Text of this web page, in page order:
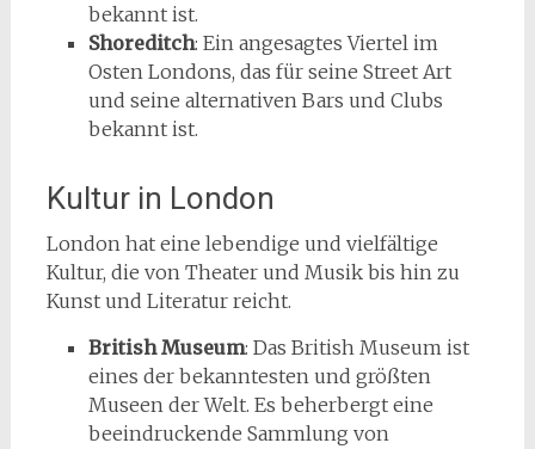
bekannt ist.
Shoreditch: Ein angesagtes Viertel im
Osten Londons, das für seine Street Art
und seine alternativen Bars und Clubs
bekannt ist.
Kultur in London
London hat eine lebendige und vielfältige
Kultur, die von Theater und Musik bis hin zu
Kunst und Literatur reicht.
British Museum: Das British Museum ist
eines der bekanntesten und größten
Museen der Welt. Es beherbergt eine
beeindruckende Sammlung von